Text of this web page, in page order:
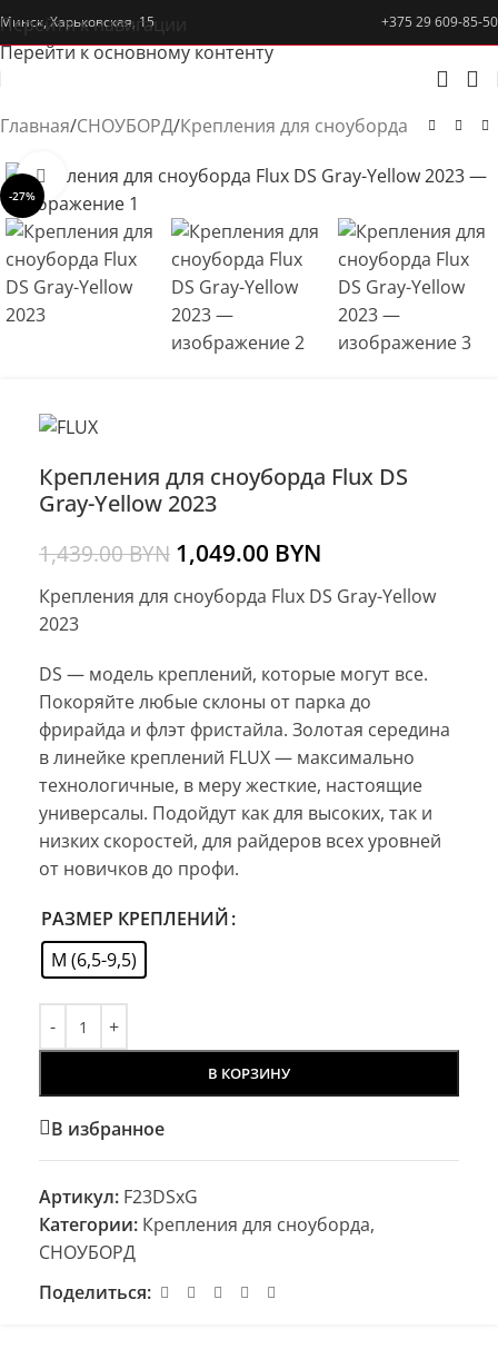
Перейти к навигации
Перейти к основному контенту
Минск, Харьковская, 15 +375 29 609-85-50
Главная/СНОУБОРД/Крепления для сноуборда
-27%
Нажмите, чтобы увеличить
Крепления для сноуборда Flux DS
Gray-Yellow 2023
1,439.00BYN 1,049.00 BYN
Крепления для сноуборда Flux DS Gray-Yellow
2023
DS — модель креплений, которые могут все.
Покоряйте любые склоны от парка до
фрирайда и флэт фристайла. Золотая середина
в линейке креплений FLUX — максимально
технологичные, в меру жесткие, настоящие
универсалы. Подойдут как для высоких, так и
низких скоростей, для райдеров всех уровней
от новичков до профи.
РАЗМЕР КРЕПЛЕНИЙ
M (6,5-9,5)
В КОРЗИНУ
В избранное
Артикул: F23DSxG
Категории: Крепления для сноуборда,
СНОУБОРД
Поделиться: